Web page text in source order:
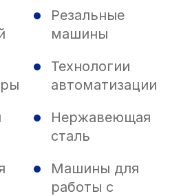
Резальные
машины
Технологии
автоматизации
Нержавеющая
сталь
Машины для
работы с